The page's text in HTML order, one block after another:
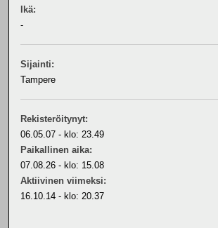
Ikä:
-
Sijainti:
Tampere
Rekisteröitynyt:
06.05.07 - klo: 23.49
Paikallinen aika:
07.08.26 - klo: 15.08
Aktiivinen viimeksi:
16.10.14 - klo: 20.37